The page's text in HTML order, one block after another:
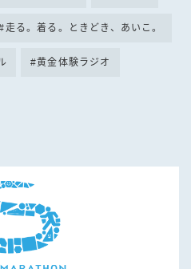
走る。着る。ときどき、あいこ。
黄金体験ラジオ